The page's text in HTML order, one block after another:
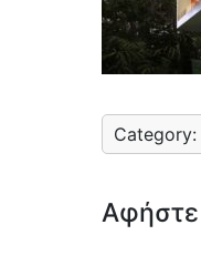
Category: